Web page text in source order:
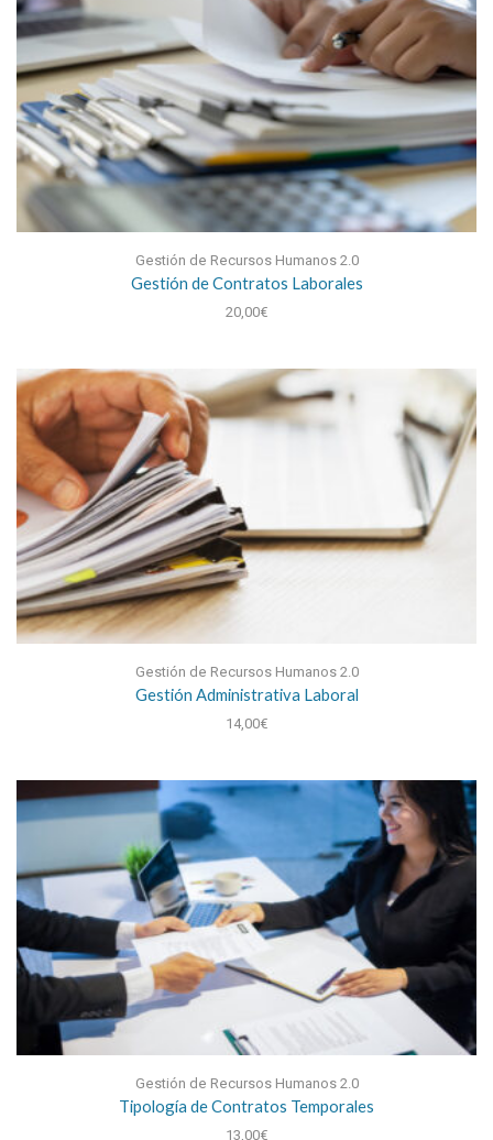
Gestión de Recursos Humanos 2.0
Gestión de Contratos Laborales
20,00€
Gestión de Recursos Humanos 2.0
Gestión Administrativa Laboral
14,00€
Gestión de Recursos Humanos 2.0
Tipología de Contratos Temporales
13,00€